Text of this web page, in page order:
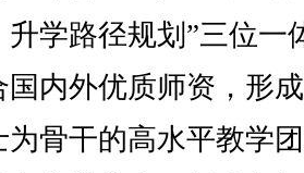
学路径规划”三位一
国内外优质师资，形
为骨干的高水平教学